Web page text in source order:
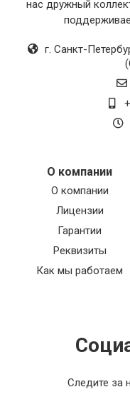
нас дружный
г. Санкт-
О компании
О компании
Лицензии
Гарантии
Реквизиты
Как мы работаем
Следите за